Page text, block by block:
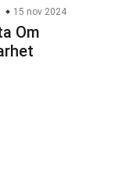
15 nov 2024
Om